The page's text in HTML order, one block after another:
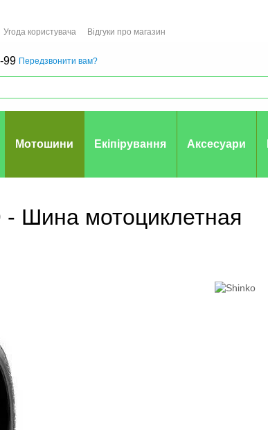
Угода користувача
Відгуки про магазин
99 Передзвонити вам?
Мотошини Екіпірування Аксесуари
- Шина мотоциклетная